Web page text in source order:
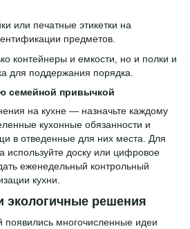
или печатные этикетки на
предметов.
контейнеры и емкости, но и полки и
для поддержания порядка.
семейной привычкой
на кухне — назначьте каждому
кухонные обязанности и
в отведенные для них места. Для
используйте доску или цифровое
еженедельный контрольный
кухни.
экологичные решения
появились многочисленные идеи